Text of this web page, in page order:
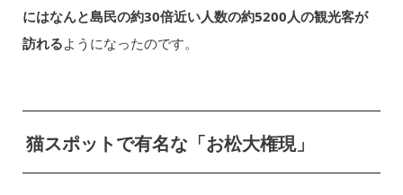
にはなんと島民の約30倍近い人数の約5200人の観光客が
訪れるようになったのです。
猫スポットで有名な「お松大権現」